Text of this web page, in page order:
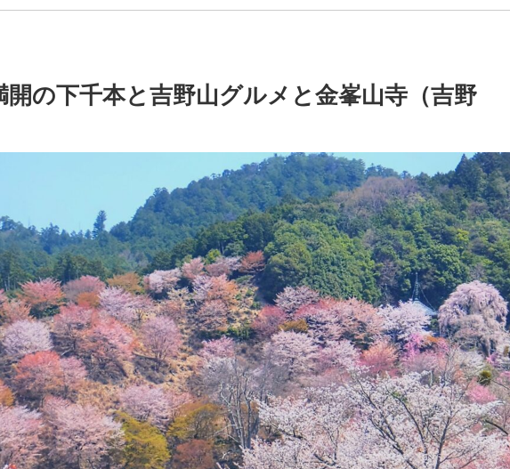
の下千本と吉野山グルメと金峯山寺（吉野